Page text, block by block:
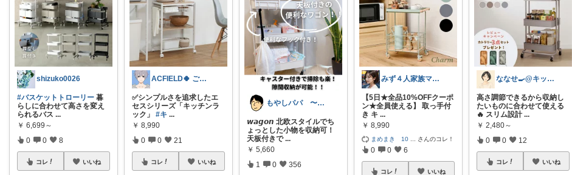
shizuko0026
#バスケットトローリー 暮
らしに合わせて高さを変え
られるバス ...
￥ 6,699～
0 0 8
コレ いいね
ACFIELD🍀 ご購入感謝です
✅シンプルさを追求したエ
セスシリーズ「キッチンラ
ック」#キ ...
￥ 8,990
0 0 21
コレ いいね
もやしパパ 〜育児・生活・雑貨〜
𝙬𝙖𝙜𝙤𝙣 北欧スタイルでち
ょっとした小物を収納可！
天板付きで ...
￥ 5,660
1 0 356
みず４人家族ママ★３０代子育て奮闘中🙆
【5日★全品10%OFFクーポ
ン★全員使える】 取っ手付
き キ ...
￥ 8,990
まめまき 10 さんのコレ！
0 0 6
コレ いいね
ななせ🍳@キッチン雑貨で暮らしラクに
高さ調節できるから収納し
たいものに合わせて使える
🔥 スリム設計 ...
￥ 2,480～
0 0 12
コレ いいね